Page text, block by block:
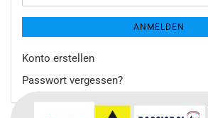
ANMELDEN
Konto erstellen
Passwort vergessen?